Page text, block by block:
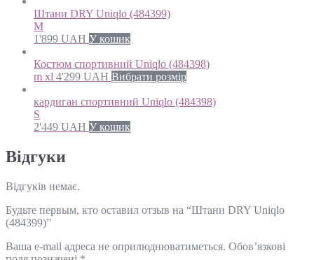
Штани DRY Uniqlo (484399)
M
1'899 UAH У кошик
Костюм спортивний Uniqlo (484398)
m xl 4'299 UAH Вибрати розмір
кардиган спортивний Uniqlo (484398)
S
2'449 UAH У кошик
Відгуки
Відгуків немає.
Будьте первым, кто оставил отзыв на “Штани DRY Uniqlo
(484399)”
Ваша e-mail адреса не оприлюднюватиметься. Обов’язкові